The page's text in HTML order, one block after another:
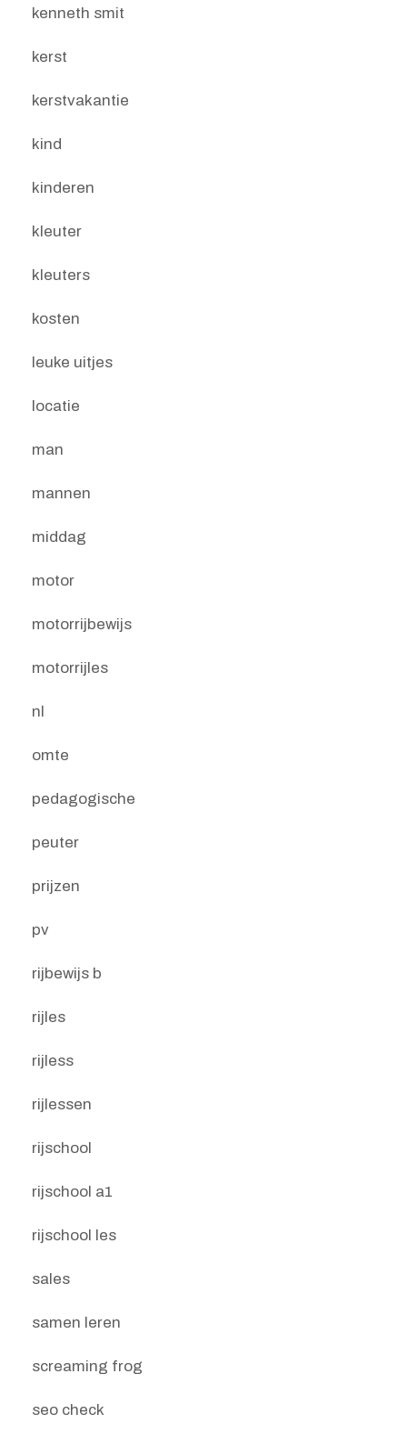
kenneth smit
kerst
kerstvakantie
kind
kinderen
kleuter
kleuters
kosten
leuke uitjes
locatie
man
mannen
middag
motor
motorrijbewijs
motorrijles
nl
omte
pedagogische
peuter
prijzen
pv
rijbewijs b
rijles
rijless
rijlessen
rijschool
rijschool a1
rijschool les
sales
samen leren
screaming frog
seo check